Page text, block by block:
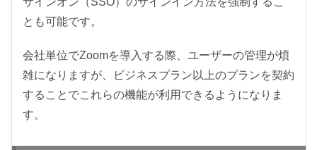
とも可能です。
会社単位でZoomを導入する際、ユーザーの管理が煩
雑になりますが、ビジネスプラン以上のプランを契約
することでこれらの機能が利用できるようになりま
す。